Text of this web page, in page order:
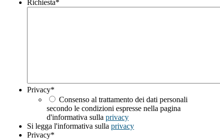
Richiesta*
Privacy*
Consenso al trattamento dei dati personali
secondo le condizioni espresse nella pagina
d'informativa sulla privacy
Si legga l'informativa sulla privacy
Privacy*